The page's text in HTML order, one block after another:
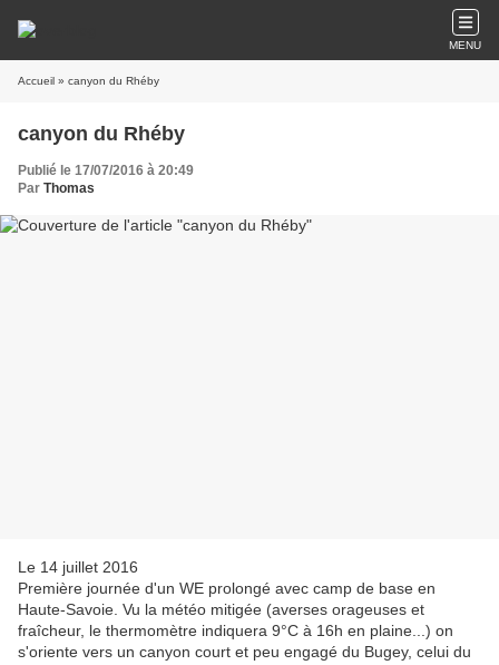
MENU
Accueil » canyon du Rhéby
canyon du Rhéby
Publié le 17/07/2016 à 20:49
Par Thomas
Le 14 juillet 2016
Première journée d'un WE prolongé avec camp de base en
Haute-Savoie. Vu la météo mitigée (averses orageuses et
fraîcheur, le thermomètre indiquera 9°C à 16h en plaine...) on
s'oriente vers un canyon court et peu engagé du Bugey, celui du